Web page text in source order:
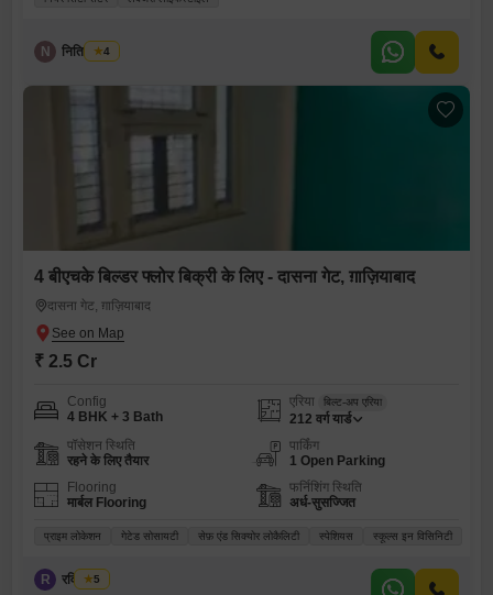
N नितिन कुमार
4
4 बीएचके बिल्डर फ्लोर बिक्री के लिए - दासना गेट, ग़ाज़ियाबाद
दासना गेट, ग़ाज़ियाबाद
₹ 2.5 Cr
Config
4 BHK + 3 Bath
एरिया बिल्ट-अप एरिया
212 वर्ग यार्ड
पॉसेशन स्थिति
रहने के लिए तैयार
पार्किंग
1 Open Parking
Flooring
मार्बल Flooring
फर्निशिंग स्थिति
अर्ध-सुसज्जित
प्राइम लोकेशन गेटेड सोसायटी सेफ़ एंड सिक्योर लोकैलिटी स्पेशियस स्कूल्स इन विसिनिटी
R रवि अरोड़ा
5